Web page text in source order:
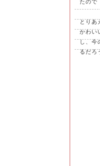
たので
とりあ
かわい
し、今
るだろ